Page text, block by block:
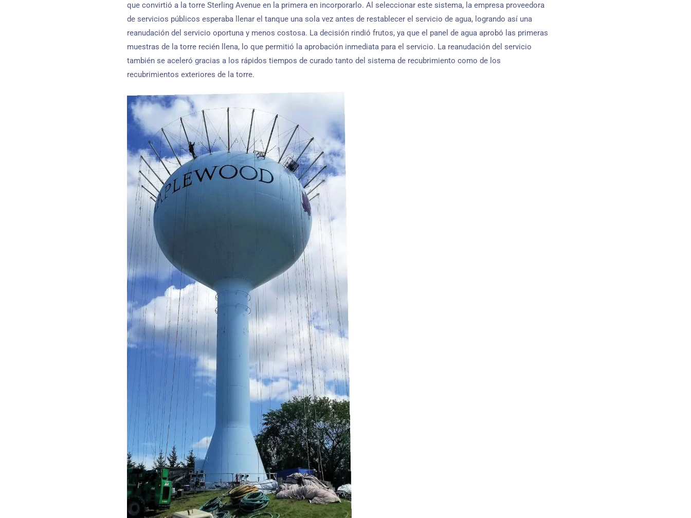
que convirtió a la torre Sterling Avenue en la primera en incorporarlo. Al seleccionar este sistema, la empresa proveedora
de servicios públicos esperaba llenar el tanque una sola vez antes de restablecer el servicio de agua, logrando así una
reanudación del servicio oportuna y menos costosa. La decisión rindió frutos, ya que el panel de agua aprobó las primeras
muestras de la torre recién llena, lo que permitió la aprobación inmediata para el servicio. La reanudación del servicio
también se aceleró gracias a los rápidos tiempos de curado tanto del sistema de recubrimiento como de los
recubrimientos exteriores de la torre.